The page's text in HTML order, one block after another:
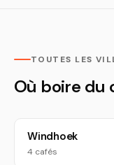
TOUTES LES
Où boire du
Windhoek
4 cafés